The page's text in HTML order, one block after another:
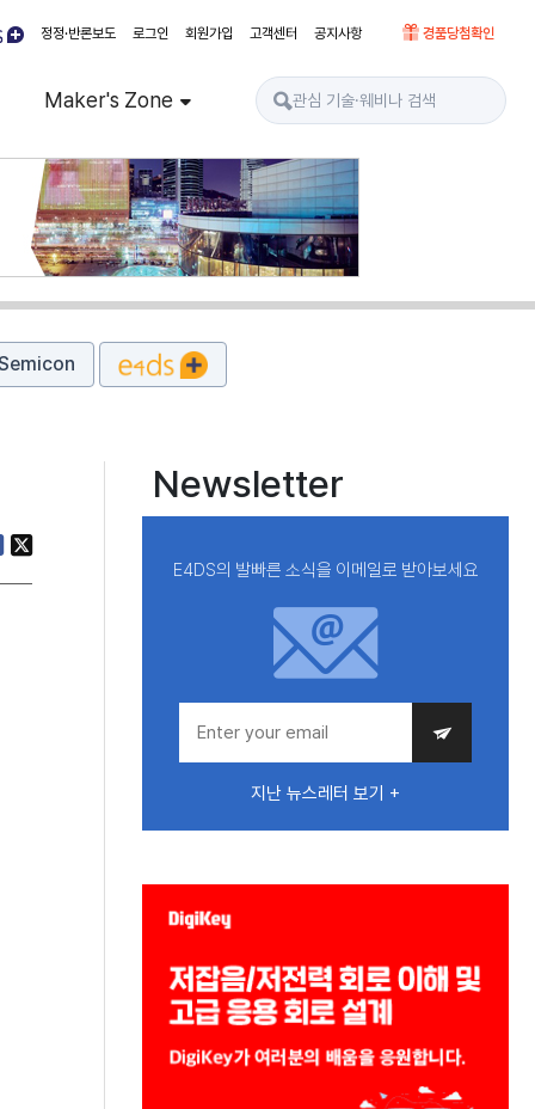
정정·반론보도 로그인 회원가입 고객센터 공지사항 경품당첨확인
Maker's Zone
Newsletter
E4DS의 발빠른 소식을 이메일로 받아보세요
지난 뉴스레터 보기 +